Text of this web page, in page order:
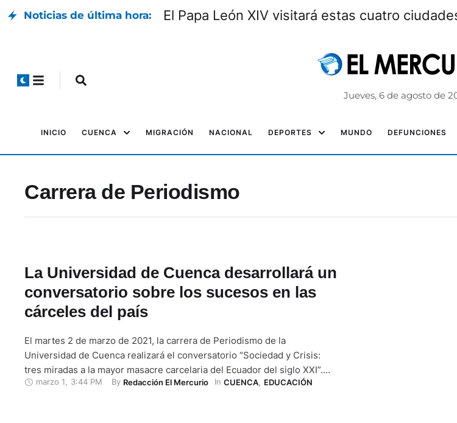
Noticias de última hora: El Papa León XIV visitará estas cuatro
Jueves, 6 de agosto de
INICIO CUENCA MIGRACIÓN NACIONAL DEPORTES MUNDO DEFUNCIONES
Carrera de Periodismo
La Universidad de Cuenca desarrollará un
conversatorio sobre los sucesos en las
cárceles del país
El martes 2 de marzo de 2021, la carrera de Periodismo de la
Universidad de Cuenca realizará el conversatorio “Sociedad y Crisis:
tres miradas a la mayor masacre carcelaria del Ecuador del siglo XXI”.
Los panelistas serán Billy Navarrete, representante del Comité
marzo 1 3:44 PM By Redacción El Mercurio In CUENCA, EDUCACIÓN